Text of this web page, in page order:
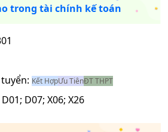
trong tài chính kế toán
Kết HợpƯu TiênĐT THPT
D07; X06; X26